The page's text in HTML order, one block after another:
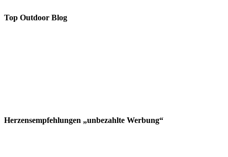
Top Outdoor Blog
Herzensempfehlungen „unbezahlte Werbung“